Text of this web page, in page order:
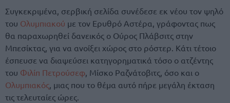
Συγκεκριμένα, σερβική σελίδα συνέδεσε εκ νέου τον ψηλό
του Ολυμπιακού με τον Ερυθρό Αστέρα, γράφοντας πως
θα παραχωρηθεί δανεικός ο Ούρος Πλάβσιτς στην
Μπεσίκτας, για να ανοίξει χώρος στο ρόστερ. Κάτι τέτοιο
έσπευσε να διαψεύσει κατηγορηματικά τόσο ο ατζέντης
του Φιλίπ Πετρούσεφ, Μίσκο Ραζνάτοβιτς, όσο και ο
Ολυμπιακός, μιας που το θέμα αυτό πήρε μεγάλη έκταση
τις τελευταίες ώρες.